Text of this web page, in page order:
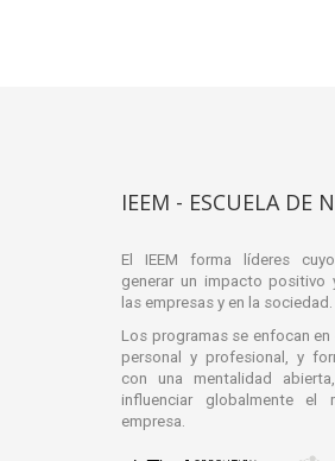
IEEM - ESCUELA DE
El IEEM forma líderes
generar un impacto positivo
las empresas y en la sociedad.
Los programas se enfocan en
personal y profesional, y
con una mentalidad
influenciar globalmente el
empresa.